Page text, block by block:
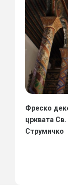
Фреско
црквата
Струмичко